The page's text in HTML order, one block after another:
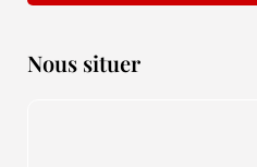
Nous situer